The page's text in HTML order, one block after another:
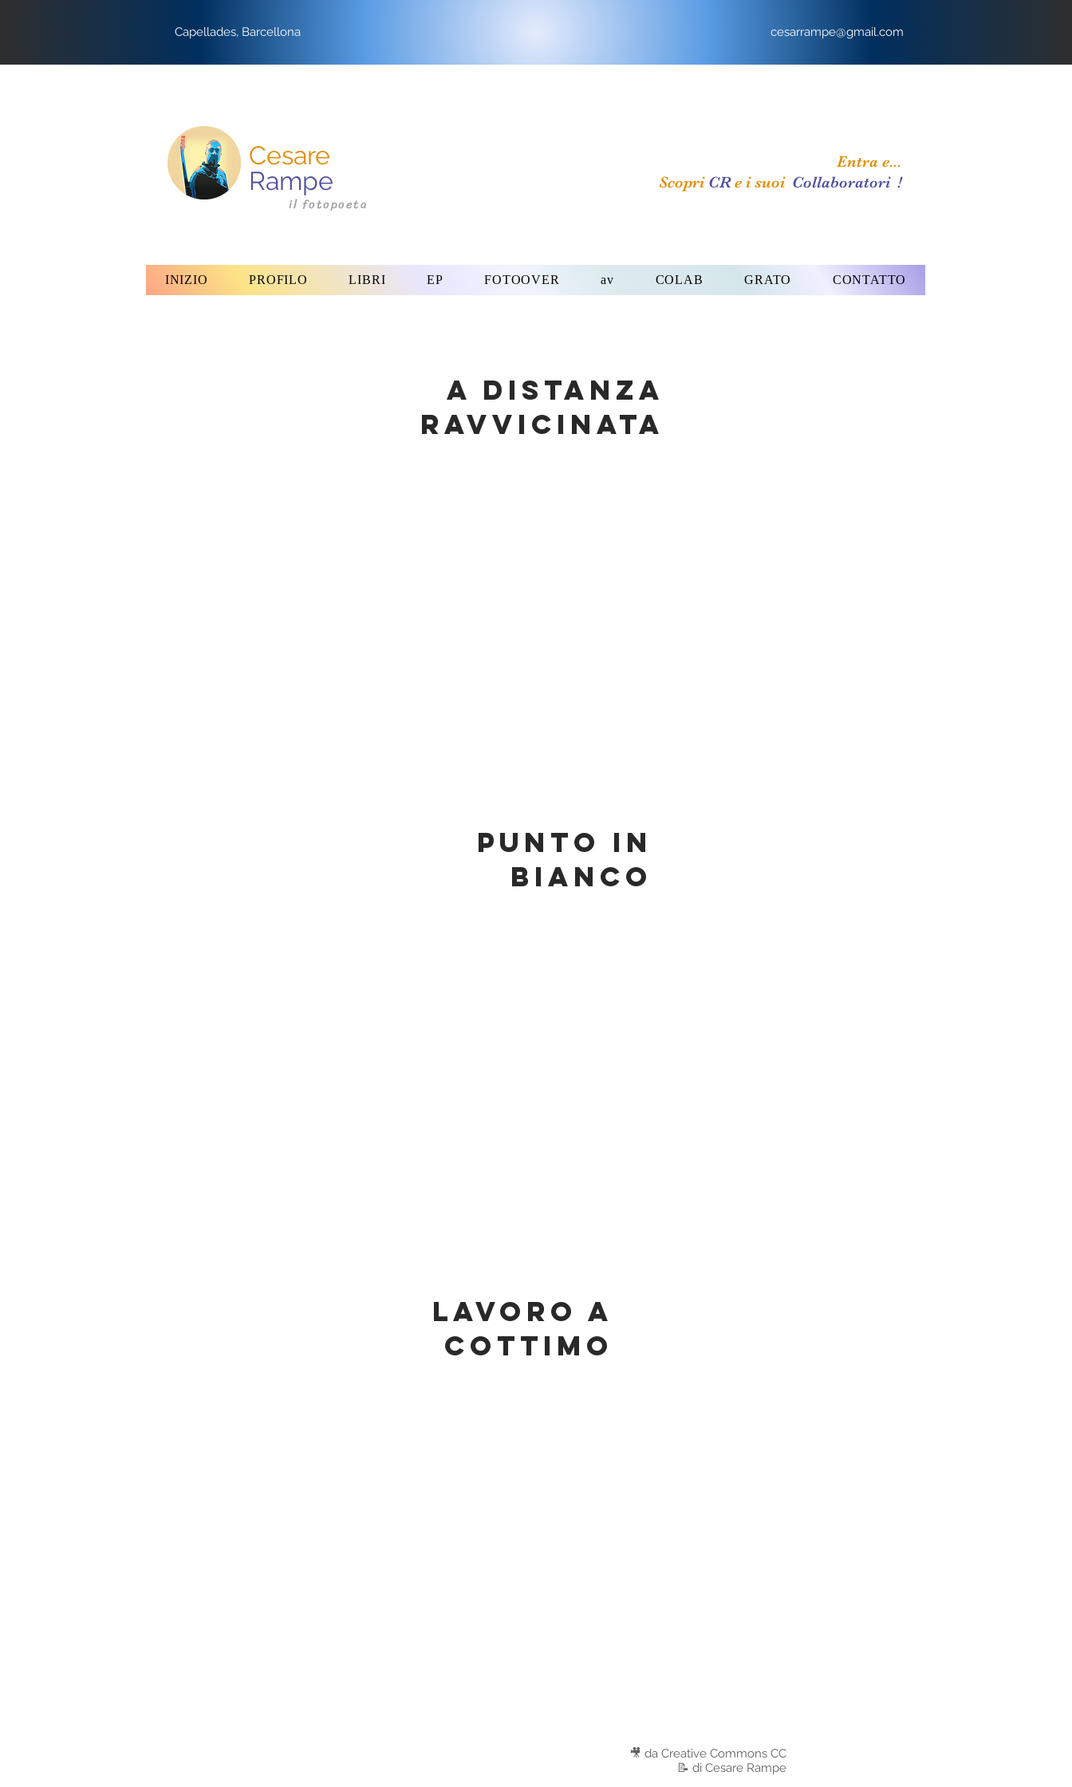
Capellades, Barcellona cesarrampe@gmail.com
Cesare
Rampe
il fotopoeta
Entra e...
Scopri CRe i suoi Collaboratori !
INIZIO PROFILO LIBRI EP FOTOOVER av COLAB GRATO CONTATTO
a distanza
ravvicinata
punto in
bianco
lavoro a
cottimo
🎥 da Creative Commons CC
📝 di Cesare Rampe